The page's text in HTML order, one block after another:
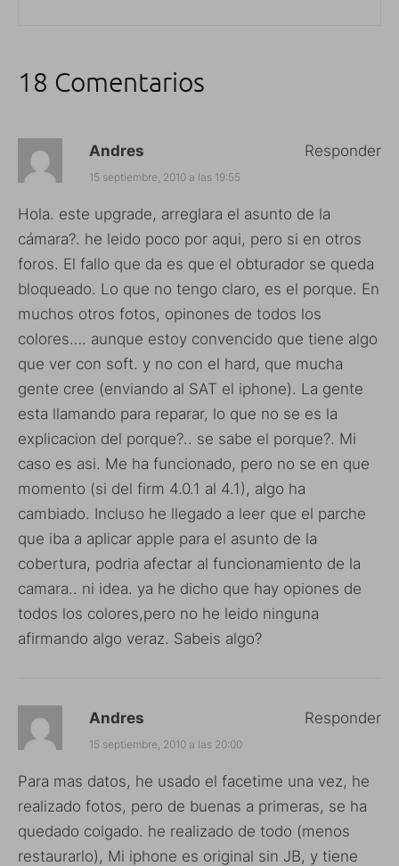
18 Comentarios
Andres
15 septiembre, 2010 a las 19:55
Hola. este upgrade, arreglara el asunto de la
cámara?. he leido poco por aqui, pero si en otros
foros. El fallo que da es que el obturador se queda
bloqueado. Lo que no tengo claro, es el porque. En
muchos otros fotos, opinones de todos los
colores…. aunque estoy convencido que tiene algo
que ver con soft. y no con el hard, que mucha
gente cree (enviando al SAT el iphone). La gente
esta llamando para reparar, lo que no se es la
explicacion del porque?.. se sabe el porque?. Mi
caso es asi. Me ha funcionado, pero no se en que
momento (si del firm 4.0.1 al 4.1), algo ha
cambiado. Incluso he llegado a leer que el parche
que iba a aplicar apple para el asunto de la
cobertura, podria afectar al funcionamiento de la
camara.. ni idea. ya he dicho que hay opiones de
todos los colores,pero no he leido ninguna
afirmando algo veraz. Sabeis algo?
Responder
Andres
15 septiembre, 2010 a las 20:00
Para mas datos, he usado el facetime una vez, he
realizado fotos, pero de buenas a primeras, se ha
quedado colgado. he realizado de todo (menos
restaurarlo), Mi iphone es original sin JB, y tiene
Responder